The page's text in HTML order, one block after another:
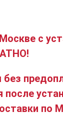
с
после
по